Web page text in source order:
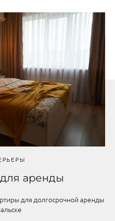
аренды
для долгосрочной аренды